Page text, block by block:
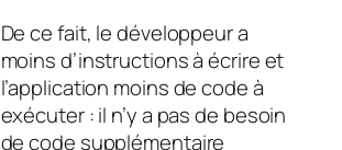
De ce fait, le développeur a
moins d’instructions à écrire et
l’application moins de code à
exécuter : il n’y a pas de besoin
de code supplémentaire